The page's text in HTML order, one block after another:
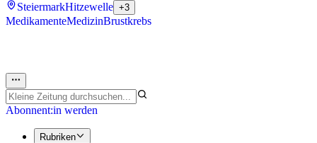
SteiermarkHitzewelle +3
MedikamenteMedizinBrustkrebs
Abonnent:in werden
Rubriken